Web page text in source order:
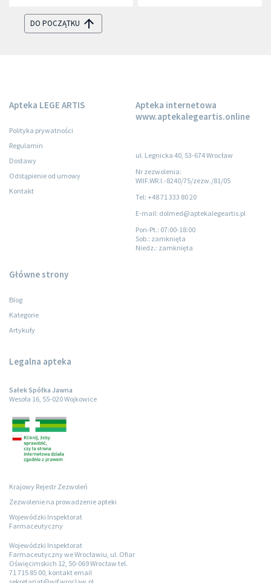
DO POCZĄTKU
Apteka LEGE ARTIS
Polityka prywatności
Regulamin
Dostawy
Odstąpienie od umowy
Kontakt
Apteka internetowa
www.aptekalegeartis.online
ul. Legnicka 40, 53-674 Wrocław
Nr zezwolenia:
WIIF.WR.I.-8240/75/zezw./81/05
Tel: +48 71 333 80 20
E-mail: dolmed@aptekalegeartis.pl
Pon-Pt.: 07:00-18:00
Sob.: zamknięta
Niedz.: zamknięta
Główne strony
Blog
Kategorie
Artykuły
Legalna apteka
Sałek Spółka Jawna
Wesoła 16, 55-020 Wojkowice
Krajowy Rejestr Zezwoleń
Zezwolenie na prowadzenie apteki
Wojewódzki Inspektorat
Farmaceutyczny
Wojewódzki Inspektorat
Farmaceutyczny we Wrocławiu, ul. Ofiar
Oświęcimskich 12, 50-069 Wrocław tel.
71 715 85 00, kontakt email